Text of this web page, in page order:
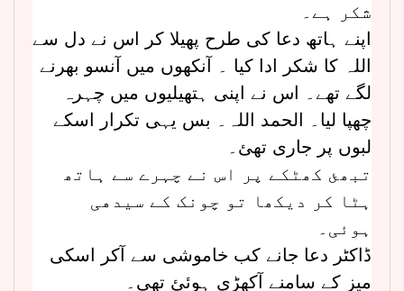
شکر ہے۔
اپنے ہاتھ دعا کی طرح پھیلا کر اس نے دل سے
اللہ کا شکر ادا کیا ۔ آنکھوں میں آنسو بھرنے
لگے تھے۔ اس نے اپنی ہتھیلیوں میں چہرہ
چھپا لیا۔ الحمد اللہ۔ بس یہی تکرار اسکے
لبوں پر جاری تھئ۔
تبھئ کھٹکے پر اس نے چہرے سے ہاتھ
ہٹا کر دیکھا تو چونک کے سیدھی
ہوئی۔
ڈاکٹر دعا جانے کب خاموشی سے آکر اسکی
میز کے سامنے آکھڑی ہوئئ تھی۔